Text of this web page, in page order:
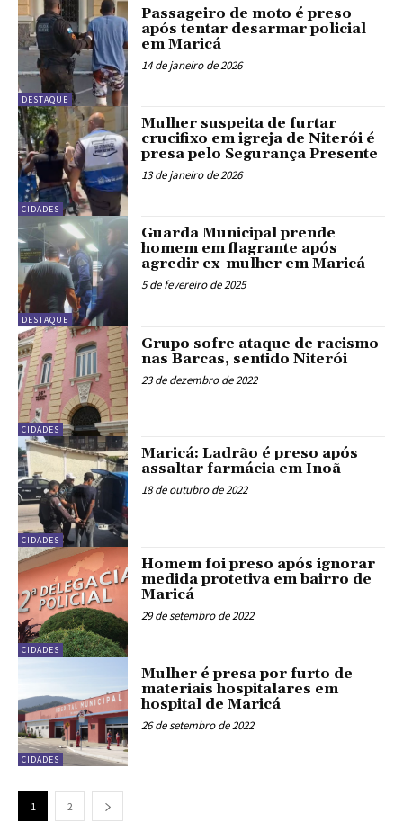
DESTAQUE
Passageiro de moto é preso
após tentar desarmar policial
em Maricá
14 de janeiro de 2026
CIDADES
Mulher suspeita de furtar
crucifixo em igreja de Niterói é
presa pelo Segurança Presente
13 de janeiro de 2026
DESTAQUE
Guarda Municipal prende
homem em flagrante após
agredir ex-mulher em Maricá
5 de fevereiro de 2025
CIDADES
Grupo sofre ataque de racismo
nas Barcas, sentido Niterói
23 de dezembro de 2022
CIDADES
Maricá: Ladrão é preso após
assaltar farmácia em Inoã
18 de outubro de 2022
CIDADES
Homem foi preso após ignorar
medida protetiva em bairro de
Maricá
29 de setembro de 2022
CIDADES
Mulher é presa por furto de
materiais hospitalares em
hospital de Maricá
26 de setembro de 2022
1 2